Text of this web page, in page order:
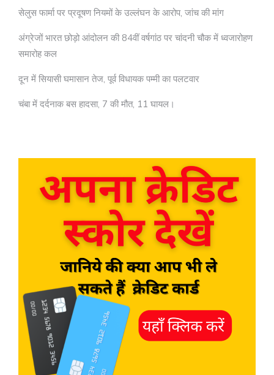
सेलुस फार्मा पर प्रदूषण नियमों के उल्लंघन के आरोप, जांच की मांग
अंग्रेजों भारत छोड़ो आंदोलन की 84वीं वर्षगांठ पर चांदनी चौक में ध्वजारोहण
समारोह कल
दून में सियासी घमासान तेज, पूर्व विधायक पम्मी का पलटवार
चंबा में दर्दनाक बस हादसा, 7 की मौत, 11 घायल।